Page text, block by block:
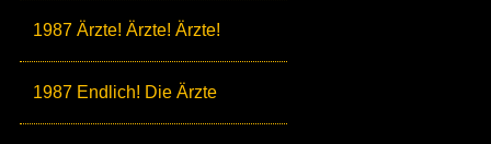
1987 Ärzte! Ärzte! Ärzte!
1987 Endlich! Die Ärzte